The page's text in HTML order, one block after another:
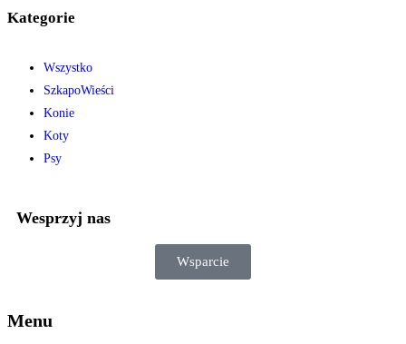
Kategorie
Wszystko
SzkapoWieści
Konie
Koty
Psy
Wesprzyj nas
Wsparcie
Menu